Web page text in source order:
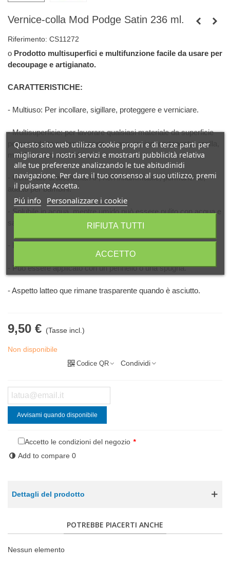
Vernice-colla Mod Podge Satin 236 ml.
Riferimento: CS11272
o Prodotto multisuperfici e multifunzione facile da usare per
decoupage e artigianato.
CARATTERISTICHE:
- Multiuso: Per incollare, sigillare, proteggere e verniciare.
- Multisuperficie: per lavorare qualsiasi materiale da superficie
porosa adatto su legno, carta, panno, resina, cartapesta, argilla,
metallo, vetro, candele ...)
- Certificato di atossicità AP, non infiammabile, permanente,
adatto per bambini.
- Solubile in acqua, mentre umido può essere pulito con acqua e
- Può essere applicato con un pennello o una spugna.
- Aspetto latteo que rimane trasparente quando è asciutto.
9,50 € (Tasse incl.)
Non disponibile
Codice QR Condividi
Avvisami quando disponibile
Accetto le condizioni del negozio *
Add to compare 0
Dettagli del prodotto
POTREBBE PIACERTI ANCHE
Nessun elemento
Questo sito web utilizza cookie propri e di terze parti per
migliorare i nostri servizi e mostrarti pubblicità relativa
alle tue preferenze analizzando le tue abitudinidi
navigazione. Per dare il tuo consenso al suo utilizzo, premi
il pulsante Accetta.
Piú info Personalizzare i cookie
RIFIUTA TUTTI
ACCETTO